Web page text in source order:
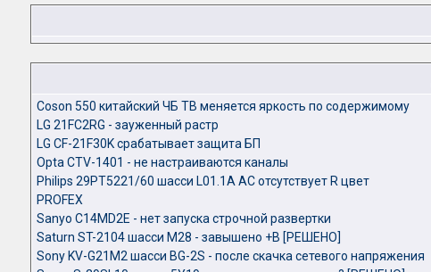
Coson 550 китайский ЧБ ТВ меняется яркость по содержимому
LG 21FC2RG - зауженный растр
LG CF-21F30K срабатывает защита БП
Opta CTV-1401 - не настраиваются каналы
Philips 29PT5221/60 шасси L01.1A AC отсутствует R цвет
PROFEX
Sanyo C14MD2E - нет запуска строчной развертки
Saturn ST-2104 шасси M28 - завышено +B [РЕШЕНО]
Sony KV-G21M2 шасси BG-2S - после скачка сетевого напряжения